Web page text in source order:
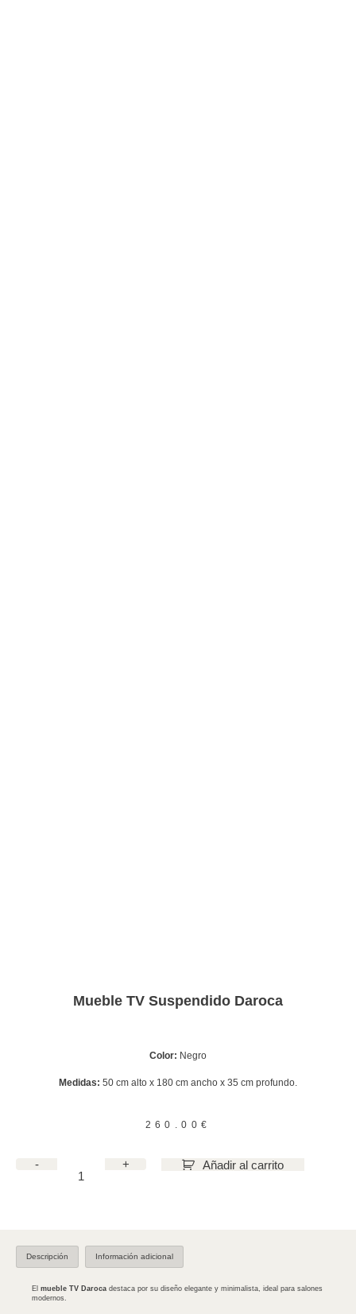
Mueble TV Suspendido Daroca
Color: Negro
Medidas: 50 cm alto x 180 cm ancho x 35 cm profundo.
260.00 €
- + Añadir al carrito
Descripción Información adicional
El mueble TV Daroca destaca por su diseño elegante y minimalista, ideal para salones
modernos.